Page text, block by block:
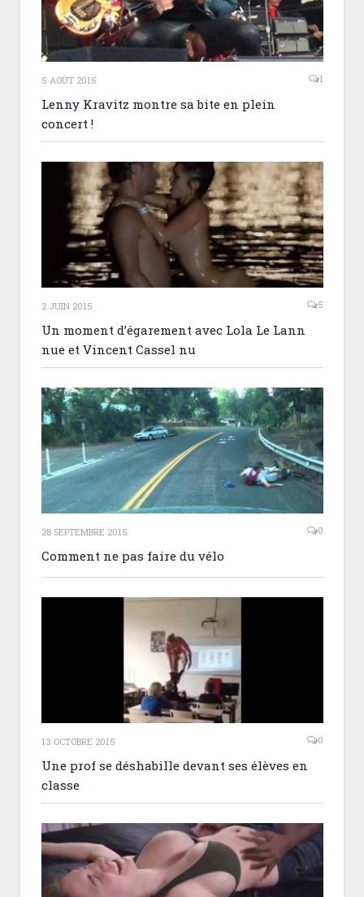
5 AOÛT 2015 1
Lenny Kravitz montre sa bite en plein
concert !
2 JUIN 2015 5
Un moment d’égarement avec Lola Le Lann
nue et Vincent Cassel nu
28 SEPTEMBRE 2015 0
Comment ne pas faire du vélo
13 OCTOBRE 2015 0
Une prof se déshabille devant ses élèves en
classe